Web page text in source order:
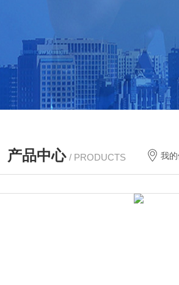
产品中心 / PRODUCTS 我